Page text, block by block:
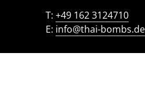
T: +49 162 3124710
E: info@thai-bombs.de